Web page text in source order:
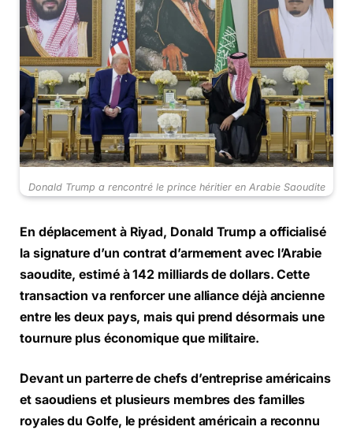
Donald Trump a rencontré le prince héritier en Arabie Saoudite
En déplacement à Riyad, Donald Trump a officialisé
la signature d’un contrat d’armement avec l’Arabie
saoudite, estimé à 142 milliards de dollars. Cette
transaction va renforcer une alliance déjà ancienne
entre les deux pays, mais qui prend désormais une
tournure plus économique que militaire.
Devant un parterre de chefs d’entreprise américains
et saoudiens et plusieurs membres des familles
royales du Golfe, le président américain a reconnu